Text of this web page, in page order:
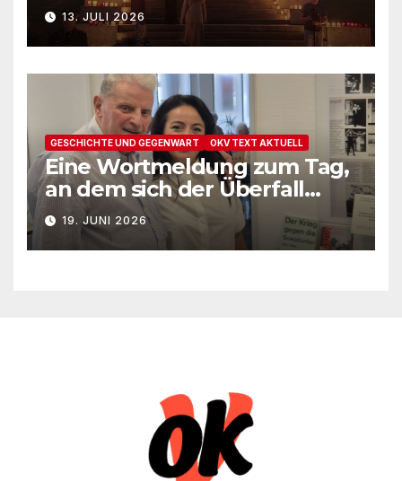
13. JULI 2026
GESCHICHTE UND GEGENWART OKV TEXT AKTUELL
Eine Wortmeldung zum Tag,
an dem sich der Überfall
Deutschlands auf die UdSSR
1941 zum 85. Male jährt
19. JUNI 2026